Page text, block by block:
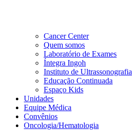
Cancer Center
Quem somos
Laboratório de Exames
Íntegra Ingoh
Instituto de Ultrassonografia
Educação Continuada
Espaço Kids
Unidades
Equipe Médica
Convênios
Oncologia/Hematologia